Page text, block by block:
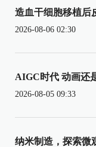
造血干细胞移植后
2026-08-06 02:30
AIGC时代 动画还
2026-08-05 09:33
纳米制造，探索微